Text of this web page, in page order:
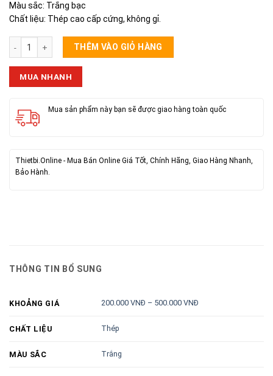
Màu sắc: Trắng bạc
Chất liệu: Thép cao cấp cứng, không gỉ.
Bộ 14 Cây Cờ Lê số lượng
THÊM VÀO GIỎ HÀNG
MUA NHANH
Mua sản phẩm này bạn sẽ được giao hàng toàn quốc
Thietbi.Online - Mua Bán Online Giá Tốt, Chính Hãng, Giao Hàng Nhanh,
Bảo Hành.
THÔNG TIN BỔ SUNG
KHOẢNG GIÁ 200.000 VNĐ – 500.000 VNĐ
CHẤT LIỆU Thép
MÀU SẮC Trắng